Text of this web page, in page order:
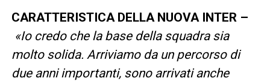
CARATTERISTICA DELLA NUOVA INTER –
«Io credo che la base della squadra sia
molto solida. Arriviamo da un percorso di
due anni importanti, sono arrivati anche